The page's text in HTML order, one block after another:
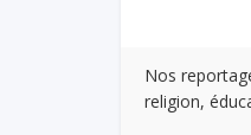
Nos
religion,